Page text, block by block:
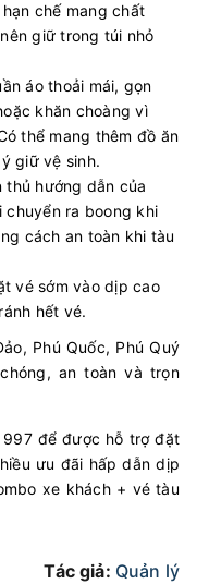
chế mang chất
giữ trong túi nhỏ
áo thoải mái, gọn
khăn choàng vì
thể mang thêm đồ ăn
giữ vệ sinh.
thủ hướng dẫn của
chuyển ra boong khi
cách an toàn khi tàu
vé sớm vào dịp cao
hết vé.
Phú Quốc, Phú Quý
an toàn và trọn
997 để được hỗ trợ đặt
ưu đãi hấp dẫn dịp
xe khách + vé tàu
Tác giả: Quản lý